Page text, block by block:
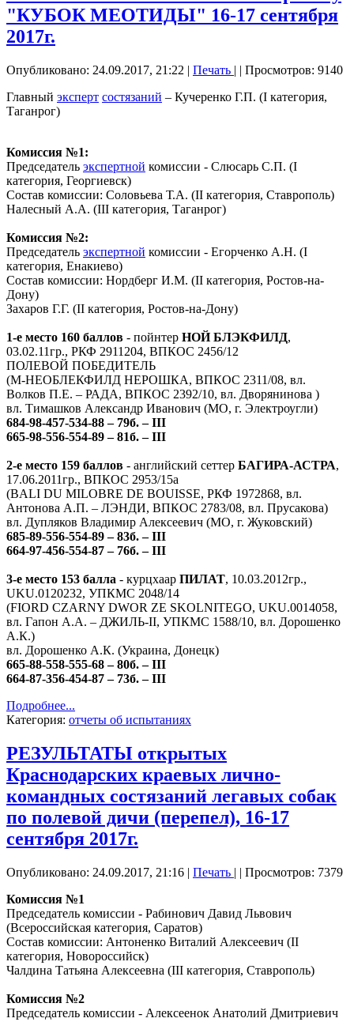
"КУБОК МЕОТИДЫ" 16-17 сентября
2017г.
Опубликовано: 24.09.2017, 21:22 | Печать | | Просмотров: 9140
Главный эксперт состязаний – Кучеренко Г.П. (I категория,
Таганрог)
Комиссия №1:
Председатель экспертной комиссии - Слюсарь С.П. (I
категория, Георгиевск)
Состав комиссии: Соловьева Т.А. (II категория, Ставрополь)
Налесный А.А. (III категория, Таганрог)
Комиссия №2:
Председатель экспертной комиссии - Егорченко А.Н. (I
категория, Енакиево)
Cостав комиссии: Нордберг И.М. (II категория, Ростов-на-
Дону)
Захаров Г.Г. (II категория, Ростов-на-Дону)
1-е место 160 баллов - пойнтер НОЙ БЛЭКФИЛД,
03.02.11гр., РКФ 2911204, ВПКОС 2456/12
ПОЛЕВОЙ ПОБЕДИТЕЛЬ
(М-НЕОБЛЕКФИЛД НЕРОШКА, ВПКОС 2311/08, вл.
Волков П.Е. – РАДА, ВПКОС 2392/10, вл. Дворянинова )
вл. Тимашков Александр Иванович (МО, г. Электроугли)
684-98-457-534-88 – 79б. – III
665-98-556-554-89 – 81б. – III
2-е место 159 баллов - английский сеттер БАГИРА-АСТРА,
17.06.2011гр., ВПКОС 2953/15а
(BALI DU MILOBRE DE BOUISSE, РКФ 1972868, вл.
Антонова А.П. – ЛЭНДИ, ВПКОС 2783/08, вл. Прусакова)
вл. Дупляков Владимир Алексеевич (МО, г. Жуковский)
685-89-556-554-89 – 83б. – III
664-97-456-554-87 – 76б. – III
3-е место 153 балла - курцхаар ПИЛАТ, 10.03.2012гр.,
UKU.0120232, УПКМС 2048/14
(FIORD CZARNY DWOR ZE SKOLNITEGO, UKU.0014058,
вл. Гапон А.А. – ДЖИЛЬ-II, УПКМС 1588/10, вл. Дорошенко
А.К.)
вл. Дорошенко А.К. (Украина, Донецк)
665-88-558-555-68 – 80б. – III
664-87-356-454-87 – 73б. – III
Подробнее...
Категория: отчеты об испытаниях
РЕЗУЛЬТАТЫ открытых
Краснодарских краевых лично-
командных состязаний легавых собак
по полевой дичи (перепел), 16-17
сентября 2017г.
Опубликовано: 24.09.2017, 21:16 | Печать | | Просмотров: 7379
Комиссия №1
Председатель комиссии - Рабинович Давид Львович
(Всероссийская категория, Саратов)
Состав комиссии: Антоненко Виталий Алексеевич (II
категория, Новороссийск)
Чалдина Татьяна Алексеевна (III категория, Ставрополь)
Комиссия №2
Председатель комиссии - Алексеенок Анатолий Дмитриевич